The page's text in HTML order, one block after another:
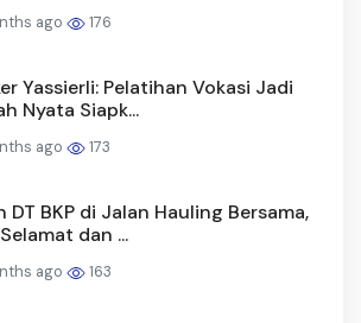
ago 176
Yassierli: Pelatihan Vokasi Jadi
Nyata Siapk...
ago 173
DT BKP di Jalan Hauling Bersama,
dan ...
ago 163